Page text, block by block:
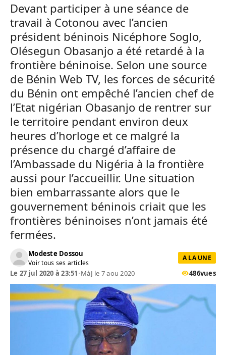
Devant participer à une séance de
travail à Cotonou avec l’ancien
président béninois Nicéphore Soglo,
Olésegun Obasanjo a été retardé à la
frontière béninoise. Selon une source
de Bénin Web TV, les forces de sécurité
du Bénin ont empêché l’ancien chef de
l’Etat nigérian Obasanjo de rentrer sur
le territoire pendant environ deux
heures d’horloge et ce malgré la
présence du chargé d’affaire de
l’Ambassade du Nigéria à la frontière
aussi pour l’accueillir. Une situation
bien embarrassante alors que le
gouvernement béninois criait que les
frontières béninoises n’ont jamais été
fermées.
Modeste Dossou
Voir tous ses articles
A LA UNE
Le 27 jul 2020 à 23:51•MàJ le 7 aou 2020 486vues